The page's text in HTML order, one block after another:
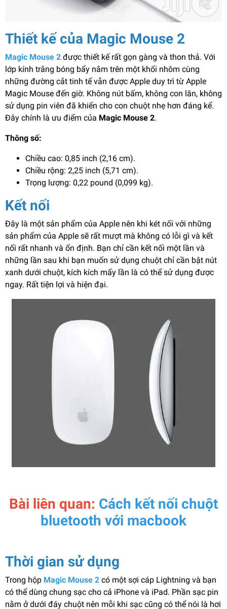
Thiết kế của Magic Mouse 2
Magic Mouse 2 được thiết kế rất gọn gàng và thon thả. Với
lớp kính trắng bóng bẩy nằm trên một khối nhôm cùng
những đường cắt tinh tế vẫn được Apple duy trì từ Apple
Magic Mouse đến giờ. Không nút bấm, không con lăn, không
sử dụng pin viên đã khiến cho con chuột nhẹ hơn đáng kể.
Đây chính là ưu điểm của Magic Mouse 2.
Thông số:
Chiều cao: 0,85 inch (2,16 cm).
Chiều rộng: 2,25 inch (5,71 cm).
Trọng lượng: 0,22 pound (0,099 kg).
Kết nối
Đây là một sản phẩm của Apple nên khi két nối với những
sản phẩm của Apple sẽ rất mượt mà không có lỗi gì và kết
nối rất nhanh và ổn định. Bạn chỉ cần kết nối một lần và
những lần sau khi bạn muốn sử dụng chuột chỉ cần bật nút
xanh dưới chuột, kích kích mấy lần là có thể sử dụng được
ngay. Rất tiện lợi và hiện đại.
Bài liên quan: Cách kết nối chuột
bluetooth với macbook
Thời gian sử dụng
Trong hộp Magic Mouse 2 có một sợi cáp Lightning và bạn
có thể dùng chung sạc cho cả iPhone và iPad. Phần sạc pin
nằm ở dưới đáy chuột nên mỗi khi sạc cũng có thể nói là hơi